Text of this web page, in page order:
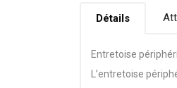
Détails
Entretoise
L’entretoise